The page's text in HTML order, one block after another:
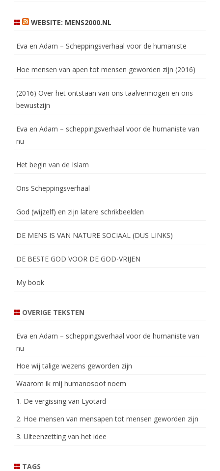
WEBSITE: MENS2000.NL
Eva en Adam – Scheppingsverhaal voor de humaniste
Hoe mensen van apen tot mensen geworden zijn (2016)
(2016) Over het ontstaan van ons taalvermogen en ons
bewustzijn
Eva en Adam – scheppingsverhaal voor de humaniste van
nu
Het begin van de Islam
Ons Scheppingsverhaal
God (wijzelf) en zijn latere schrikbeelden
DE MENS IS VAN NATURE SOCIAAL (DUS LINKS)
DE BESTE GOD VOOR DE GOD-VRIJEN
My book
OVERIGE TEKSTEN
Eva en Adam – scheppingsverhaal voor de humaniste van
nu
Hoe wij talige wezens geworden zijn
Waarom ik mij humanosoof noem
1. De vergissing van Lyotard
2. Hoe mensen van mensapen tot mensen geworden zijn
3. Uiteenzetting van het idee
TAGS